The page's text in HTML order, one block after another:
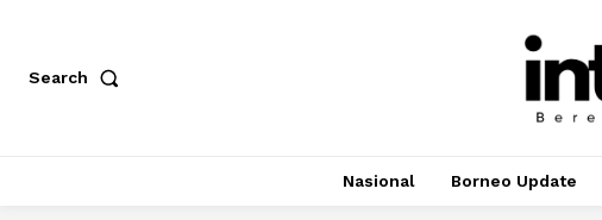
Search
Nasional Borneo Update